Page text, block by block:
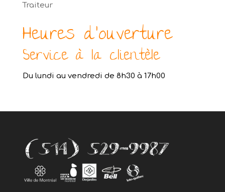
Traiteur
Heures d’ouverture
Service à la clientèle
Du lundi au vendredi de 8h30 à 17h00